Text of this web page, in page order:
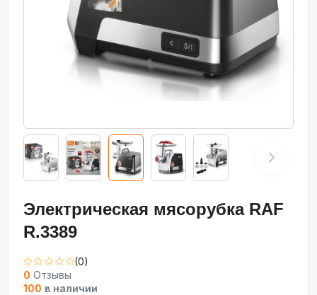
Электрическая мясорубка RAF
R.3389
(0)
0 Отзывы
100 в наличии